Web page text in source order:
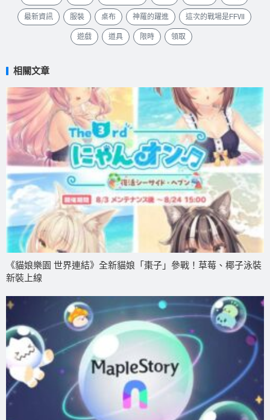
最新資訊 服裝 桌布 神羅的躍進 這次的戰場是FFⅦ
遊戲 道具 限時 領取
相關文章
《貓娘樂園 世界連結》全新貓娘「棗子」參戰！草莓、椰子泳裝
新裝上線